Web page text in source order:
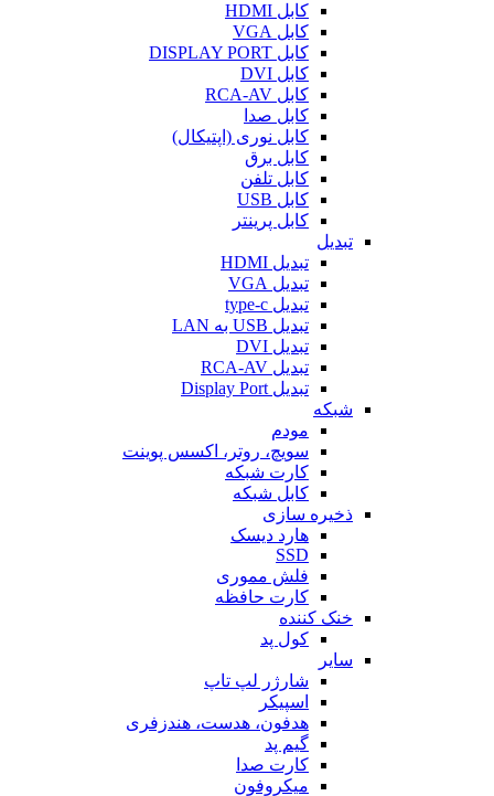
کابل HDMI
کابل VGA
کابل DISPLAY PORT
کابل DVI
کابل RCA-AV
کابل صدا
کابل نوری (اپتیکال)
کابل برق
کابل تلفن
کابل USB
کابل پرینتر
تبدیل
تبدیل HDMI
تبدیل VGA
تبدیل type-c
تبدیل USB به LAN
تبدیل DVI
تبدیل RCA-AV
تبدیل Display Port
شبکه
مودم
سویچ، روتر، اکسس پوینت
کارت شبکه
کابل شبکه
ذخیره سازی
هارد دیسک
SSD
فلش مموری
کارت حافظه
خنک کننده
کول پد
سایر
شارژر لپ تاپ
اسپیکر
هدفون، هدست، هندزفری
گیم پد
کارت صدا
میکروفون